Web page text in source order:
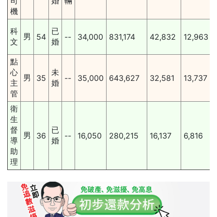
機
科
文
男 54
已
婚
-- 34,000 831,174 42,832 12,963
點
心
主
管
男 35
未
婚
-- 35,000 643,627 32,581 13,737
衛
生
督
導
助
理
男 36
已
婚
-- 16,050 280,215 16,137 6,816